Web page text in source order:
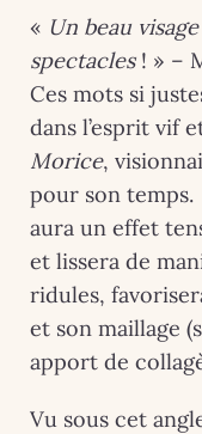
« Un beau
spectacles! » –
Ces mots si
dans l’esprit vif
Morice,
pour son temps.
aura un effet
et lissera de
ridules,
et son maillage
apport de
Vu sous cet